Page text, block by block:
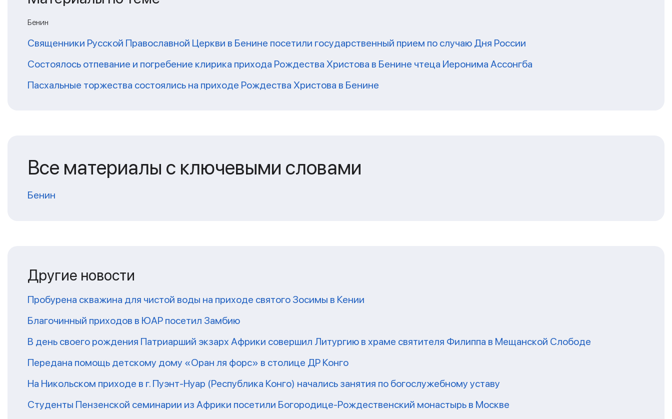
Бенин
Священники Русской Православной Церкви в Бенине посетили государственный прием по случаю Дня России
Состоялось отпевание и погребение клирика прихода Рождества Христова в Бенине чтеца Иеронима Ассонгба
Пасхальные торжества состоялись на приходе Рождества Христова в Бенине
Все материалы с ключевыми словами
Бенин
Другие новости
Пробурена скважина для чистой воды на приходе святого Зосимы в Кении
Благочинный приходов в ЮАР посетил Замбию
В день своего рождения Патриарший экзарх Африки совершил Литургию в храме святителя Филиппа в Мещанской Слободе
Передана помощь детскому дому «Оран ля форс» в столице ДР Конго
На Никольском приходе в г. Пуэнт-Нуар (Республика Конго) начались занятия по богослужебному уставу
Студенты Пензенской семинарии из Африки посетили Богородице-Рождественский монастырь в Москве